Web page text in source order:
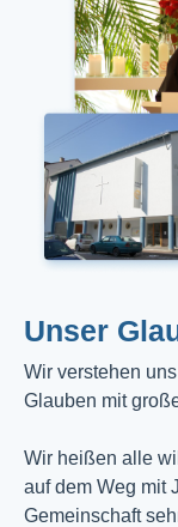
Unser
Wir verstehen
Glauben mit
Wir heißen alle
auf dem Weg mit
Gemeinschaft